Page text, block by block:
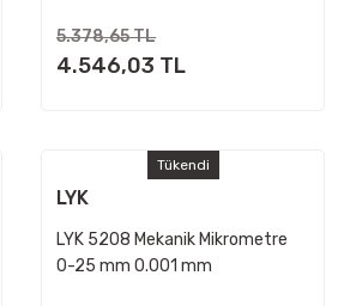
5.378,65 TL
4.546,03 TL
Tükendi
LYK
LYK 5208 Mekanik Mikrometre
0-25 mm 0.001 mm